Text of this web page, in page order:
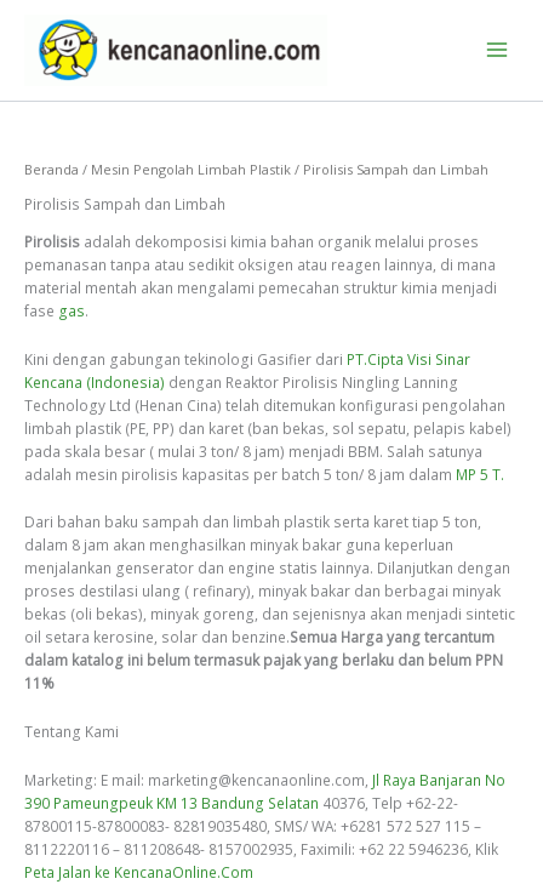
konten
Beranda / Mesin Pengolah Limbah Plastik / Pirolisis Sampah dan Limbah
Pirolisis Sampah dan Limbah
Pirolisis adalah dekomposisi kimia bahan organik melalui proses
pemanasan tanpa atau sedikit oksigen atau reagen lainnya, di mana
material mentah akan mengalami pemecahan struktur kimia menjadi
fase gas.
Kini dengan gabungan tekinologi Gasifier dari PT.Cipta Visi Sinar
Kencana (Indonesia) dengan Reaktor Pirolisis Ningling Lanning
Technology Ltd (Henan Cina) telah ditemukan konfigurasi pengolahan
limbah plastik (PE, PP) dan karet (ban bekas, sol sepatu, pelapis kabel)
pada skala besar ( mulai 3 ton/ 8 jam) menjadi BBM. Salah satunya
adalah mesin pirolisis kapasitas per batch 5 ton/ 8 jam dalam MP 5 T.
Dari bahan baku sampah dan limbah plastik serta karet tiap 5 ton,
dalam 8 jam akan menghasilkan minyak bakar guna keperluan
menjalankan genserator dan engine statis lainnya. Dilanjutkan dengan
proses destilasi ulang ( refinary), minyak bakar dan berbagai minyak
bekas (oli bekas), minyak goreng, dan sejenisnya akan menjadi sintetic
oil setara kerosine, solar dan benzine.Semua Harga yang tercantum
dalam katalog ini belum termasuk pajak yang berlaku dan belum PPN
11%
Tentang Kami
Marketing: E mail: marketing@kencanaonline.com, Jl Raya Banjaran No
390 Pameungpeuk KM 13 Bandung Selatan 40376, Telp +62-22-
87800115-87800083- 82819035480, SMS/ WA: +6281 572 527 115 –
8112220116 – 811208648- 8157002935, Faximili: +62 22 5946236, Klik
Peta Jalan ke KencanaOnline.Com